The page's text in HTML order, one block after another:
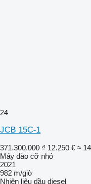
24
JCB 15C-1
371.300.000 ₫ 12.250 € ≈
Máy đào cỡ nhỏ
2021
982 m/giờ
Nhiên liệu dầu diesel